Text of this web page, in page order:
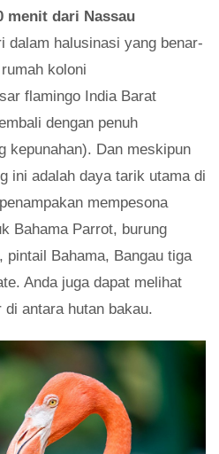
menit dari Nassau
dalam halusinasi yang benar-
koloni
flamingo India Barat
dengan penuh
kepunahan). Dan meskipun
ini adalah daya tarik utama di
mempesona
Bahama Parrot, burung
pintail Bahama, Bangau tiga
Anda juga dapat melihat
antara hutan bakau.